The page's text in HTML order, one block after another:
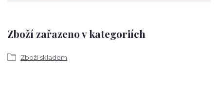
Zboží zařazeno v kategoriích
Zboží skladem